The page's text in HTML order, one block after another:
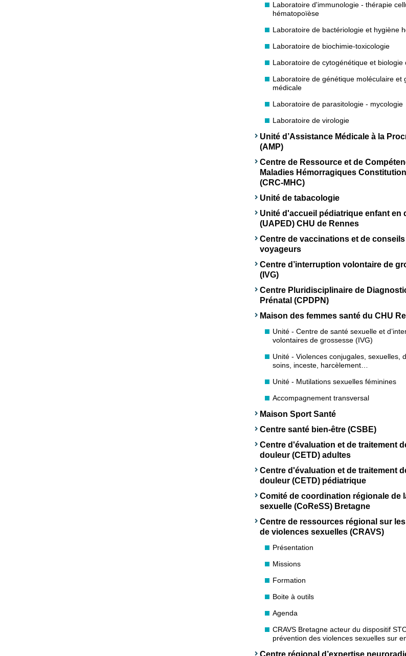
Laboratoire d'immunologie - thérapie
hématopoïèse
Laboratoire de bactériologie et hygiène
Laboratoire de biochimie-toxicologie
Laboratoire de cytogénétique et biologie
Laboratoire de génétique moléculaire et
médicale
Laboratoire de parasitologie - mycologie
Laboratoire de virologie
Unité d’Assistance Médicale à la
(AMP)
Centre de Ressource et de
Maladies Hémorragiques
(CRC-MHC)
Unité de tabacologie
Unité d'accueil pédiatrique enfant en
(UAPED) CHU de Rennes
Centre de vaccinations et de
voyageurs
Centre d’interruption volontaire de
(IVG)
Centre Pluridisciplinaire de
Prénatal (CPDPN)
Maison des femmes santé du CHU
Unité - Centre de santé sexuelle et
volontaires de grossesse (IVG)
Unité - Violences conjugales, sexuelles,
soins, inceste, harcèlement…
Unité - Mutilations sexuelles féminines
Accompagnement transversal
Maison Sport Santé
Centre santé bien-être (CSBE)
Centre d'évaluation et de traitement
douleur (CETD) adultes
Centre d'évaluation et de traitement
douleur (CETD) pédiatrique
Comité de coordination régionale de
sexuelle (CoReSS) Bretagne
Centre de ressources régional sur
de violences sexuelles (CRAVS)
Présentation
Missions
Formation
Boite à outils
Agenda
CRAVS Bretagne acteur du dispositif
prévention des violences sexuelles sur
Centre régional d’expertise